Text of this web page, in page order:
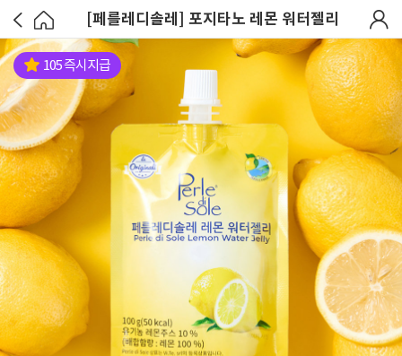
[페를레디솔레] 포지타노 레몬 워터젤리
105 즉시지급